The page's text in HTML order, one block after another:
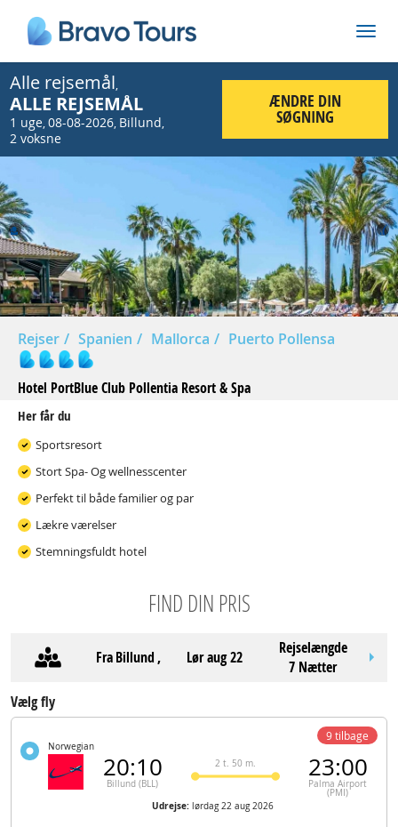
Alle rejsemål,
ALLE REJSEMÅL
1 uge,08-08-2026, Billund,
2 voksne
ÆNDRE DIN
SØGNING
Prev
Rejser Spanien Mallorca Puerto Pollensa
Hotel PortBlue Club Pollentia Resort & Spa
Her får du
Sportsresort
Stort Spa- Og wellnesscenter
Perfekt til både familier og par
Lækre værelser
Stemningsfuldt hotel
FIND DIN PRIS
FraBillund, lør aug 22
Rejselængde
7 Nætter
Vælg fly
Norwegian
20:10
Billund (BLL)
2 t. 50 m. 23:00
Palma Airport
(PMI)
Udrejse: lørdag 22 aug 2026
9 tilbage